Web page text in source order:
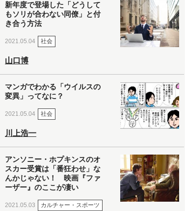
新年度で登場した「どうして
もソリが合わない同僚」と付
き合う方法
2021.05.04 社会
山口博
マンガでわかる「ウイルスの
変異」ってなに？
2021.05.04 社会
川上浩一
アンソニー・ホプキンスのオ
スカー受賞は「番狂わせ」な
んかじゃない！ 映画『ファ
ーザー』のここが凄い
2021.05.03 カルチャー・スポーツ